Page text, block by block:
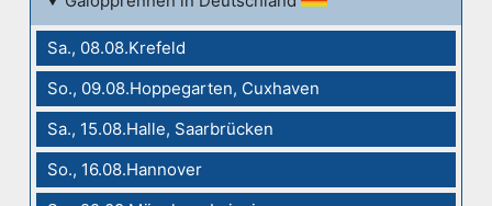
Sa., 08.08.Krefeld
So., 09.08.Hoppegarten, Cuxhaven
Sa., 15.08.Halle, Saarbrücken
So., 16.08.Hannover